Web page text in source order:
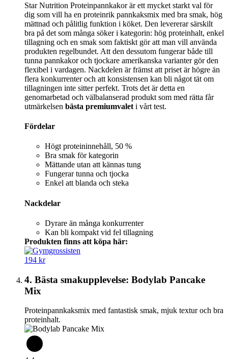
Star Nutrition Proteinpannkakor är ett mycket starkt val för
dig som vill ha en proteinrik pannkaksmix med bra smak, hög
mättnad och pålitlig funktion i köket. Den levererar särskilt
bra på det som många söker i kategorin: hög proteinhalt, enkel
tillagning och en smak som faktiskt gör att man vill använda
produkten regelbundet. Att den dessutom fungerar både till
tunna pannkakor och tjockare amerikanska varianter gör den
flexibel i vardagen. Nackdelen är främst att priset är högre än
flera konkurrenter och att konsistensen kan bli något tät om
tillagningen inte sitter perfekt. Trots det är detta en
genomarbetad och välbalanserad produkt som med rätta får
utmärkelsen bästa premiumvalet i vårt test.
Fördelar
Högt proteininnehåll, 50 %
Bra smak för kategorin
Mättande utan att kännas tung
Fungerar tunna och tjocka
Enkel att blanda och steka
Nackdelar
Dyrare än många konkurrenter
Kan bli kompakt vid fel tillagning
Produkten finns att köpa här:
194 kr
4. Bästa smakupplevelse: Bodylab Pancake
Mix
Proteinpannkaksmix med fantastisk smak, mjuk textur och bra
proteinhalt.